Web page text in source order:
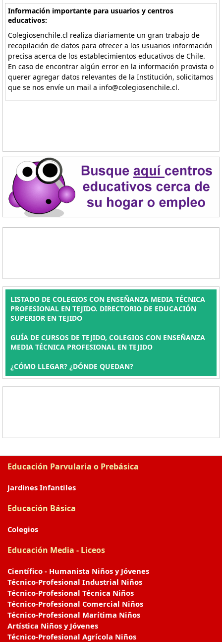
Información importante para usuarios y centros
educativos:
Colegiosenchile.cl realiza diariamente un gran trabajo de
recopilación de datos para ofrecer a los usuarios información
precisa acerca de los establecimientos educativos de Chile.
En caso de encontrar algún error en la información provista o
querer agregar datos relevantes de la Institución, solicitamos
que se nos envíe un mail a info@colegiosenchile.cl.
LISTADO DE COLEGIOS CON ENSEÑANZA MEDIA TÉCNICA
PROFESIONAL EN TEJIDO. DIRECTORIO DE EDUCACIÓN
SUPERIOR EN TEJIDO
GUÍA DE CURSOS DE TEJIDO, COLEGIOS CON ENSEÑANZA
MEDIA TÉCNICA PROFESIONAL EN TEJIDO
¿CÓMO LLEGAR? ¿DÓNDE QUEDAN?
Educación Parvularia o Prebásica
Jardines Infantiles
Educación Básica
Colegios
Educación Media - Liceos
Científico - Humanista Niños y Jóvenes
Técnico-Profesional Industrial Niños
Técnico-Profesional Técnica Niños
Técnico-Profesional Comercial Niños
Técnico-Profesional Marítima Niños
Artística Niños y Jóvenes
Técnico-Profesional Agrícola Niños